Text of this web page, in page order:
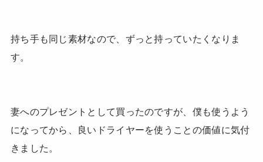
持ち手も同じ素材なので、ずっと持っていたくなりま
す。
妻へのプレゼントとして買ったのですが、僕も使うよう
になってから、良いドライヤーを使うことの価値に気付
きました。